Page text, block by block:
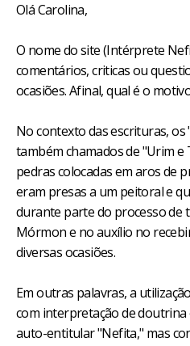
Olá Carolina,
O nome do site (Intérprete
comentários, criticas ou
ocasiões. Afinal, qual é o
No contexto das escrituras,
também chamados de "Urim
pedras colocadas em aros de
eram presas a um peitoral e
durante parte do processo de
Mórmon e no auxílio no
diversas ocasiões.
Em outras palavras, a
com interpretação de doutrina
auto-entitular "Nefita," mas